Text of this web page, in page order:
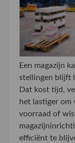
Een magazijn
stellingen blijft
Dat kost tijd,
het lastiger om
voorraad of
efficiënt te